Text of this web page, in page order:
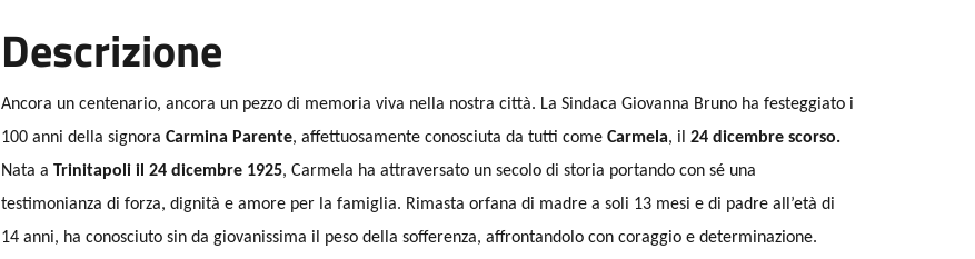
Descrizione
Ancora un centenario, ancora un pezzo di memoria viva nella nostra città. La Sindaca Giovanna Bruno ha festeggiato i
100 anni della signora Carmina Parente, affettuosamente conosciuta da tutti come Carmela, il 24 dicembre scorso.
Nata a Trinitapoli il 24 dicembre 1925, Carmela ha attraversato un secolo di storia portando con sé una
testimonianza di forza, dignità e amore per la famiglia. Rimasta orfana di madre a soli 13 mesi e di padre all’età di
14 anni, ha conosciuto sin da giovanissima il peso della sofferenza, affrontandolo con coraggio e determinazione.